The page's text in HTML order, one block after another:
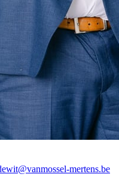
mertens.be